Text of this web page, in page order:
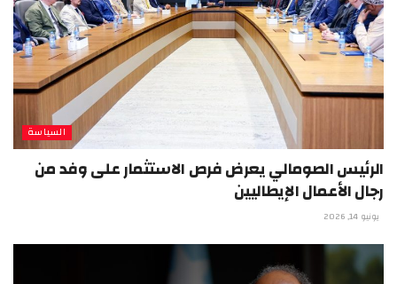
السياسة
الرئيس الصومالي يعرض فرص الاستثمار على وفد من
رجال الأعمال الإيطاليين
يونيو 14, 2026